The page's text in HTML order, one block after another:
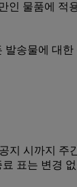
인 물품에 적
송물에 대한
시까지
표는 변경